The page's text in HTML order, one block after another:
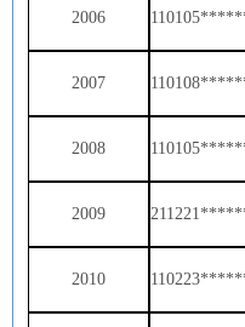
2006
2007
2008
2009
2010